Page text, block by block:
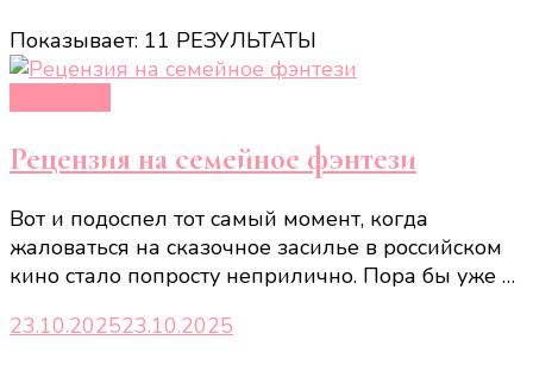
Показывает: 11 РЕЗУЛЬТАТЫ
Рецензия на семейное фэнтези
Вот и подоспел тот самый момент, когда
жаловаться на сказочное засилье в российском
кино стало попросту неприлично. Пора бы уже …
23.10.202523.10.2025